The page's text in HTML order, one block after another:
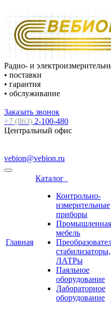
Радио- и
• поставки
• гарантия
• обслуживание
Заказать звонок
+7 (863) 2-100-480
Центральный офис
vebion@vebion.ru
Главная
Каталог
Контрольно-
измерительные
приборы
Промышленная
мебель
стабилизаторы,
ЛАТРы
Паяльное
оборудование
Лабораторное
оборудование